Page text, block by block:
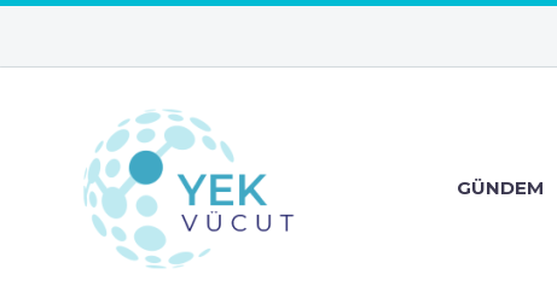
GÜNDEM